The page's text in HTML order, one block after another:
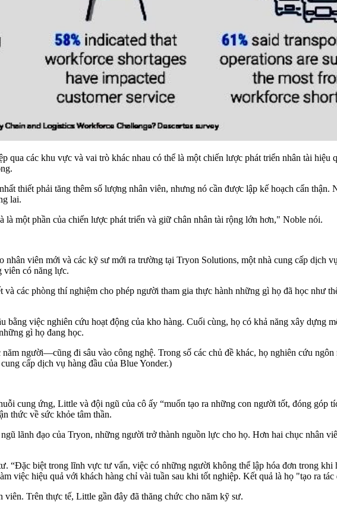
qua các khu vực và vai trò khác nhau có thể là một chiến lược phát triển nhân tài
thiết phải tăng thêm số lượng nhân viên, nhưng nó cần được lập kế hoạch cẩn
lai.
là một phần của chiến lược phát triển và giữ chân nhân tài rộng lớn hơn," Noble nói.
viên mới và các kỹ sư mới ra trường tại Tryon Solutions, một nhà cung cấp dịch
viên có năng lực.
các phòng thí nghiệm cho phép người tham gia thực hành những gì họ đã học như
bằng việc nghiên cứu hoạt động của kho hàng. Cuối cùng, họ có khả năng xây dựng
gì họ đang học.
người—cũng đi sâu vào công nghệ. Trong số các chủ đề khác, họ nghiên cứu
cấp dịch vụ hàng đầu của Blue Yonder.)
cung ứng, Little và đội ngũ của cô ấy “muốn tạo ra những con người tốt, đóng góp
thức về sức khỏe tâm thần.
lãnh đạo của Tryon, những người trở thành nguồn lực cho họ. Hơn hai chục nhân
“Đặc biệt trong lĩnh vực tư vấn, việc có những người không thể lập hóa đơn trong
việc hiệu quả với khách hàng chỉ vài tuần sau khi tốt nghiệp. Kết quả là họ "tạo ra
Trên thực tế, Little gần đây đã thăng chức cho năm kỹ sư.